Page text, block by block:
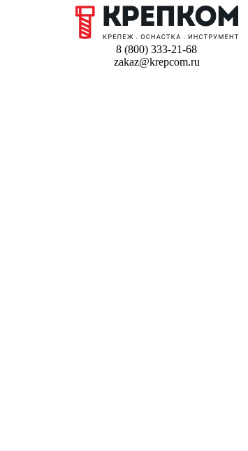
8 (800) 333-21-68
zakaz@krepcom.ru